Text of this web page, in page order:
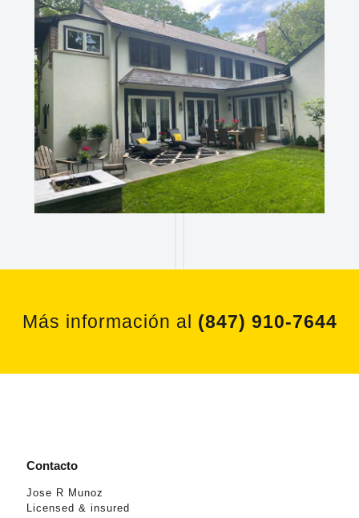
Más información al (847) 910-7644
Contacto
Jose R Munoz
Licensed & insured